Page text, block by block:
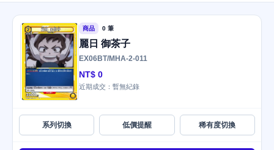
商品 0 筆
麗日 御茶子
EX06BT/MHA-2-011
NT$ 0
近期成交：暫無紀錄
系列切換 低價提醒 稀有度切換